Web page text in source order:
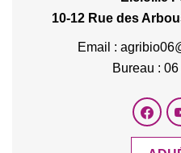
10-12 Rue des
Email :
Bureau :